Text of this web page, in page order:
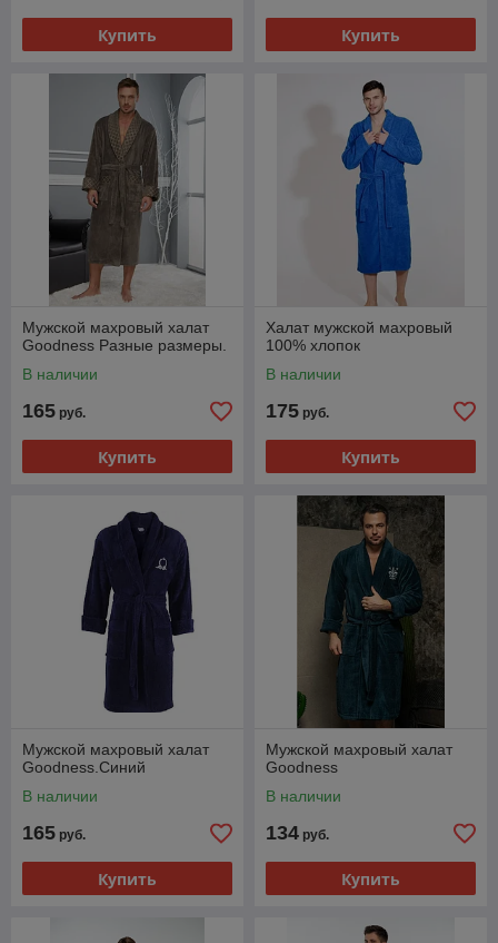
Купить Купить
Мужской махровый халат
Goodness Разные размеры.
В наличии
165 руб.
Купить
Халат мужской махровый
100% хлопок
В наличии
175 руб.
Купить
Мужской махровый халат
Goodness.Синий
В наличии
165 руб.
Купить
Мужской махровый халат
Goodness
В наличии
134 руб.
Купить